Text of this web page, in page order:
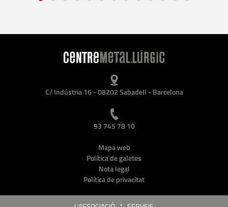
C/ Indústria 16 - 08202 Sabadell - Barcelona
93 745 78 10
Mapa web
Política de galetes
Nota legal
Política de privacitat